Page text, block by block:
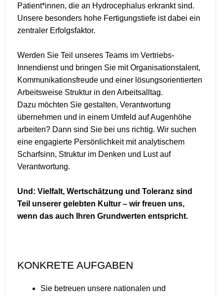
Patient*innen, die an Hydrocephalus erkrankt sind.
Unsere besonders hohe Fertigungstiefe ist dabei ein
zentraler Erfolgsfaktor.
Werden Sie Teil unseres Teams im Vertriebs-
Innendienst und bringen Sie mit Organisationstalent,
Kommunikationsfreude und einer lösungsorientierten
Arbeitsweise Struktur in den Arbeitsalltag.
Dazu möchten Sie gestalten, Verantwortung
übernehmen und in einem Umfeld auf Augenhöhe
arbeiten? Dann sind Sie bei uns richtig. Wir suchen
eine engagierte Persönlichkeit mit analytischem
Scharfsinn, Struktur im Denken und Lust auf
Verantwortung.
Und: Vielfalt, Wertschätzung und Toleranz sind
Teil unserer gelebten Kultur – wir freuen uns,
wenn das auch Ihren Grundwerten entspricht.
KONKRETE AUFGABEN
Sie betreuen unsere nationalen und